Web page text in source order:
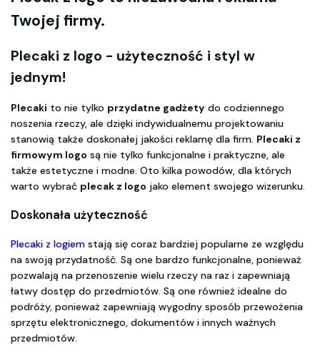
Twojej firmy.
Plecaki z logo - użyteczność i styl w
jednym!
Plecaki to nie tylko przydatne gadżety do codziennego
noszenia rzeczy, ale dzięki indywidualnemu projektowaniu
stanowią także doskonałej jakości reklamę dla firm. Plecaki z
firmowym logo są nie tylko funkcjonalne i praktyczne, ale
także estetyczne i modne. Oto kilka powodów, dla których
warto wybrać plecak z logo jako element swojego wizerunku.
Doskonała użyteczność
Plecaki z logiem stają się coraz bardziej popularne ze względu
na swoją przydatność. Są one bardzo funkcjonalne, ponieważ
pozwalają na przenoszenie wielu rzeczy na raz i zapewniają
łatwy dostęp do przedmiotów. Są one również idealne do
podróży, ponieważ zapewniają wygodny sposób przewożenia
sprzętu elektronicznego, dokumentów i innych ważnych
przedmiotów.